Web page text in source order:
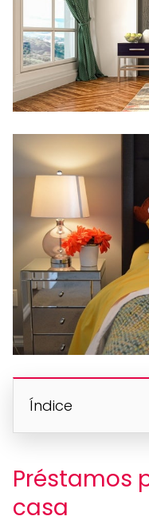
Índice
Préstamos
casa